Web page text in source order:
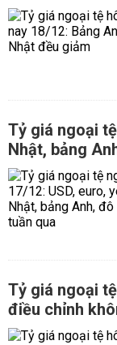
Tỷ giá ngoại
Nhật, bảng
Tỷ giá ngoại
điều chỉnh